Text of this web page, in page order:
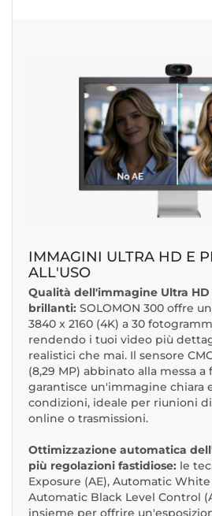
IMMAGINI ULTRA HD E
ALL'USO
Qualità dell'immagine Ultra
brillanti: SOLOMON 300 offre
3840 x 2160 (4K) a 30
rendendo i tuoi video più
realistici che mai. Il sensore
(8,29 MP) abbinato alla messa a
garantisce un'immagine chiara
condizioni, ideale per riunioni
online o trasmissioni.
Ottimizzazione automatica
più regolazioni fastidiose: le
Exposure (AE), Automatic
Automatic Black Level Control
insieme per offrire